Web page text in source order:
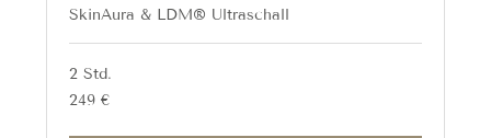
SkinAura & LDM® Ultraschall
2 Std.
249
Euro
249 €